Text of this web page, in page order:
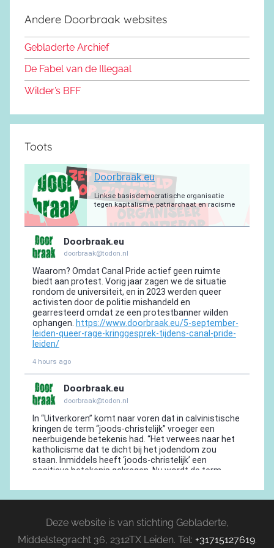
n
b
o
o
Andere Doorbraak websites
Gebladerte Archief
De Fabel van de Illegaal
Wilder’s BFF
Toots
Deze website is van stichting Gebladerte,
Middelstegracht 36, 2312TX Leiden. Tel: +31715127619.